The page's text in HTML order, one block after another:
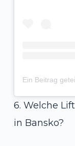
6. Welche
in Bansko?